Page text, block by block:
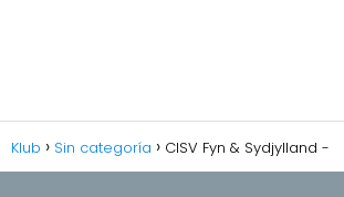
Klub Sin categoría CISV Fyn & Sydjylland -